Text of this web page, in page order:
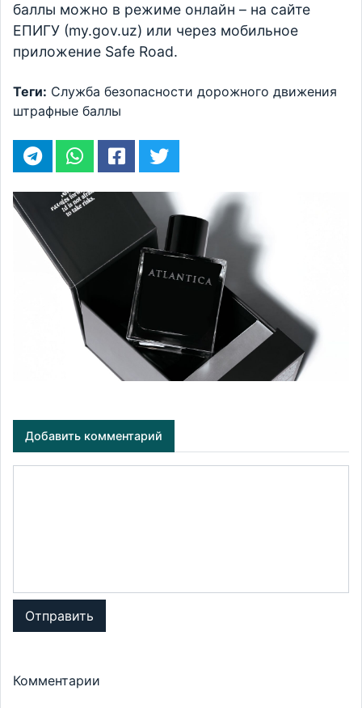
баллы можно в режиме онлайн – на сайте
ЕПИГУ (my.gov.uz) или через мобильное
приложение Safe Road.
Теги: Служба безопасности дорожного движения
штрафные баллы
Добавить комментарий
Отправить
Комментарии